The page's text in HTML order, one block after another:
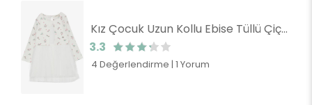
Kız Çocuk Uzun Kollu Ebise Tüllü Çiçek Desenli Beyaz (3-4 Yaş)
3.3
4 Değerlendirme | 1 Yorum